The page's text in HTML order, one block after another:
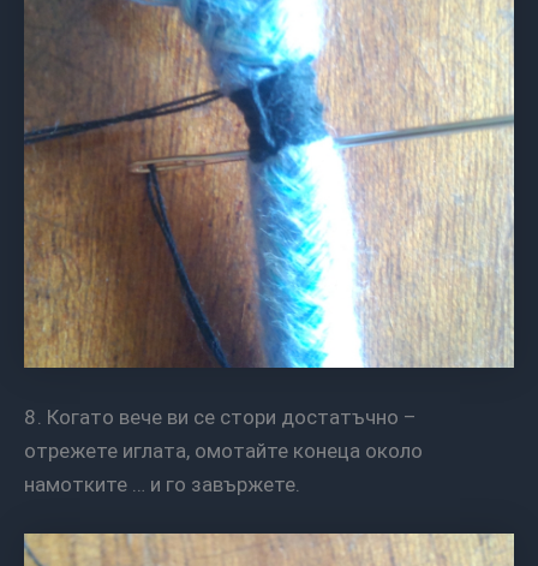
8. Когато вече ви се стори достатъчно –
отрежете иглата, омотайте конеца около
намотките … и го завържете.